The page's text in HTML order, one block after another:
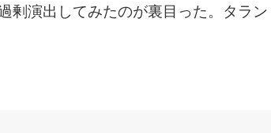
剰演出してみたのが裏目った。タラン